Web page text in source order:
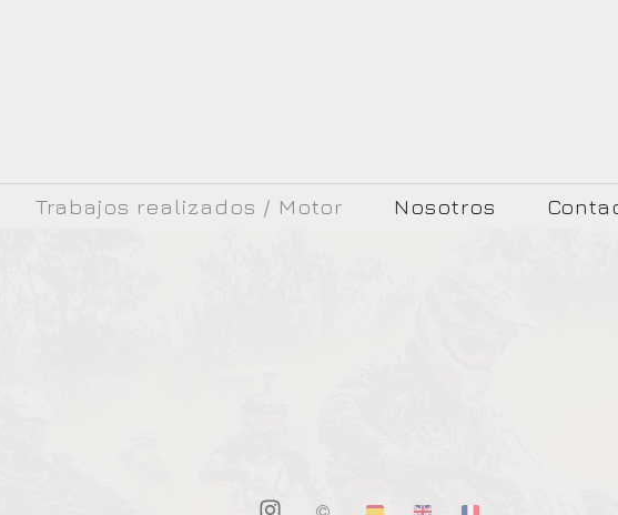
Trabajos realizados / Motor Nosotros